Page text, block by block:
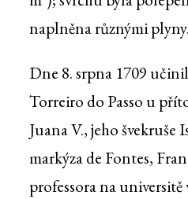
naplněna různými plyny.
Dne 8. srpna 1709
Torreiro do Passo u
Juana V., jeho švekruše
markýza de Fontes,
professora na